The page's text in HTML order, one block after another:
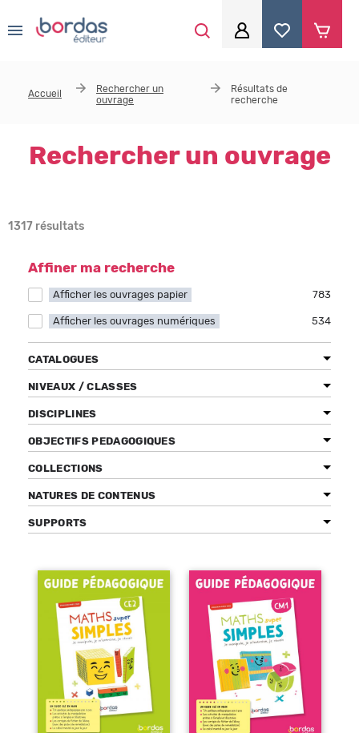
Je me connecte
Mot de passe ou identifiant oublié
Téléchargez des ressources gratuites
Recevez des informations sur nos nouveautés
Accueil
Rechercher un
ouvrage
Résultats de
recherche
Rechercher un ouvrage
1317 résultats
Affiner ma recherche
Afficher les ouvrages papier 783
Apply Afficher les ouvrages papier filter
Afficher les ouvrages numériques 534
Apply Afficher les ouvrages numériques filter
CATALOGUES
NIVEAUX / CLASSES
DISCIPLINES
OBJECTIFS PEDAGOGIQUES
COLLECTIONS
NATURES DE CONTENUS
SUPPORTS